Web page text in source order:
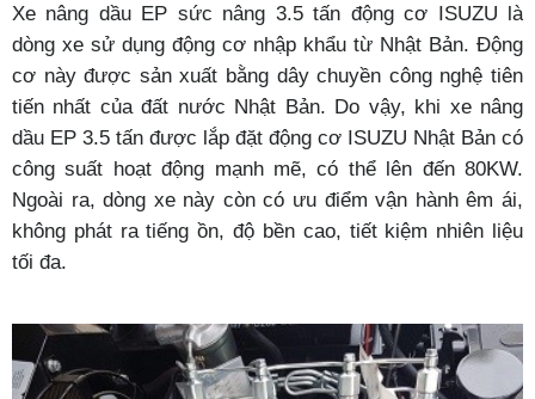
Xe nâng dầu EP sức nâng 3.5 tấn động cơ ISUZU là
dòng xe sử dụng động cơ nhập khẩu từ Nhật Bản. Động
cơ này được sản xuất bằng dây chuyền công nghệ tiên
tiến nhất của đất nước Nhật Bản. Do vậy, khi xe nâng
dầu EP 3.5 tấn được lắp đặt động cơ ISUZU Nhật Bản có
công suất hoạt động mạnh mẽ, có thể lên đến 80KW.
Ngoài ra, dòng xe này còn có ưu điểm vận hành êm ái,
không phát ra tiếng ồn, độ bền cao, tiết kiệm nhiên liệu
tối đa.